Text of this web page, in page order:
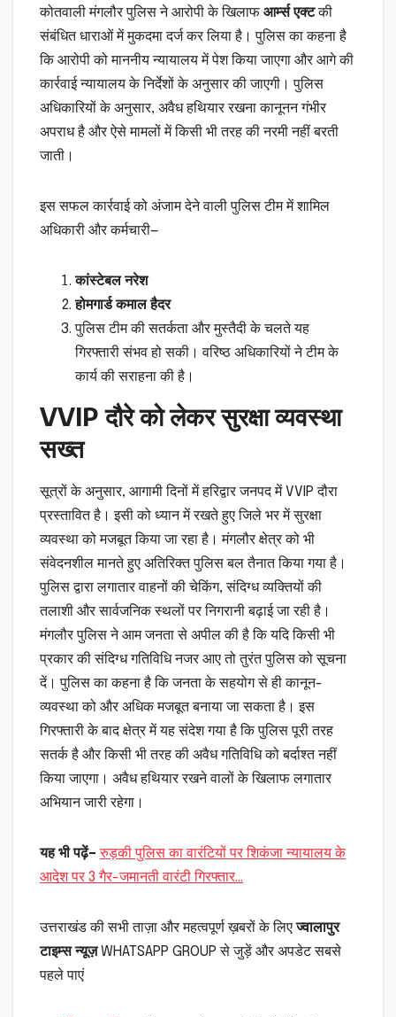
कोतवाली मंगलौर पुलिस ने आरोपी के खिलाफ आर्म्स एक्टकी
संबंधित धाराओं में मुकदमा दर्ज कर लिया है। पुलिस का कहना है
कि आरोपी को माननीय न्यायालय में पेश किया जाएगा और आगे की
कार्रवाई न्यायालय के निर्देशों के अनुसार की जाएगी। पुलिस
अधिकारियों के अनुसार, अवैध हथियार रखना कानूनन गंभीर
अपराध है और ऐसे मामलों में किसी भी तरह की नरमी नहीं बरती
जाती।
इस सफल कार्रवाई को अंजाम देने वाली पुलिस टीम में शामिल
अधिकारी और कर्मचारी—
कांस्टेबल नरेश
होमगार्ड कमाल हैदर
पुलिस टीम की सतर्कता और मुस्तैदी के चलते यह
गिरफ्तारी संभव हो सकी। वरिष्ठ अधिकारियों ने टीम के
कार्य की सराहना की है।
VVIP दौरे को लेकर सुरक्षा व्यवस्था
सख्त
सूत्रों के अनुसार, आगामी दिनों में हरिद्वार जनपद में VVIP दौरा
प्रस्तावित है। इसी को ध्यान में रखते हुए जिले भर में सुरक्षा
व्यवस्था को मजबूत किया जा रहा है। मंगलौर क्षेत्र को भी
संवेदनशील मानते हुए अतिरिक्त पुलिस बल तैनात किया गया है।
पुलिस द्वारा लगातार वाहनों की चेकिंग, संदिग्ध व्यक्तियों की
तलाशी और सार्वजनिक स्थलों पर निगरानी बढ़ाई जा रही है।
मंगलौर पुलिस ने आम जनता से अपील की है कि यदि किसी भी
प्रकार की संदिग्ध गतिविधि नजर आए तो तुरंत पुलिस को सूचना
दें। पुलिस का कहना है कि जनता के सहयोग से ही कानून-
व्यवस्था को और अधिक मजबूत बनाया जा सकता है। इस
गिरफ्तारी के बाद क्षेत्र में यह संदेश गया है कि पुलिस पूरी तरह
सतर्क है और किसी भी तरह की अवैध गतिविधि को बर्दाश्त नहीं
किया जाएगा। अवैध हथियार रखने वालों के खिलाफ लगातार
अभियान जारी रहेगा।
यह भी पढ़ें– रुड़की पुलिस का वारंटियों पर शिकंजा न्यायालय के
आदेश पर 3 गैर-जमानती वारंटी गिरफ्तार…
उत्तराखंड की सभी ताज़ा और महत्वपूर्ण ख़बरों के लिएज्वालापुर
टाइम्स न्यूज़WHATSAPP GROUP से जुड़ें और अपडेट सबसे
पहले पाएं